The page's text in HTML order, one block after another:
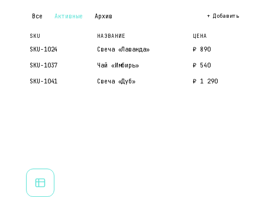
Все Активные Архив + Добавить
SKU НАЗВАНИЕ ЦЕНА
SKU-1024 Свеча «Лаванда» ₽ 890
SKU-1037 Чай «Имбирь» ₽ 540
SKU-1041 Свеча «Дуб» ₽ 1 290